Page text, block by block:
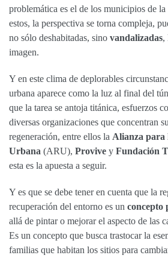
problemática es el de los municipios de la
estos, la perspectiva se torna compleja,
no sólo deshabitadas, sino vandalizadas,
imagen.
Y en este clima de deplorables
urbana aparece como la luz al final del
que la tarea se antoja titánica, esfuerzos
diversas organizaciones que concentran
regeneración, entre ellos la Alianza para
Urbana (ARU), Provive y Fundación
esta es la apuesta a seguir.
Y es que se debe tener en cuenta que la
recuperación del entorno es un concepto
allá de pintar o mejorar el aspecto de las
Es un concepto que busca trastocar la
familias que habitan los sitios para